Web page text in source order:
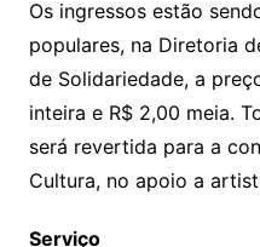
Os ingressos estão
populares, na Diretoria
de Solidariedade, a
inteira e R$ 2,00 meia.
será revertida para a
Cultura, no apoio a
Serviço